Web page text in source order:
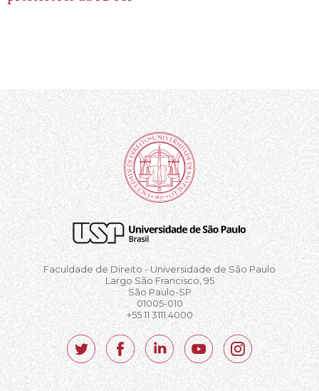
Faculdade de Direito - Universidade de São Paulo
Largo São Francisco, 95
São Paulo-SP
01005-010
+55 11 3111.4000